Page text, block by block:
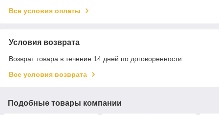
Все условия оплаты
Условия возврата
Возврат товара в течение 14 дней по договоренности
Все условия возврата
Подобные товары компании